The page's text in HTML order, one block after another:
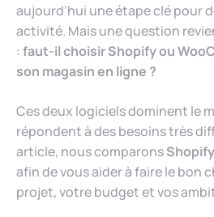
aujourd’hui une étape clé pour
activité. Mais une question
:faut-il choisir Shopify ou
son magasin en ligne ?
Ces deux logiciels dominent le
répondent à des besoins très
article, nous comparons
afin de vous aider à faire le bon
projet, votre budget et vos